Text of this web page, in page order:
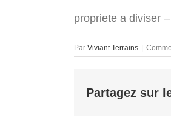
propriete a diviser
Par Viviant Terrains
Partagez sur